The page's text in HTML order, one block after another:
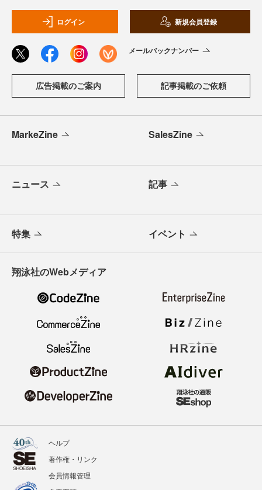
ログイン 新規会員登録
メールバックナンバー
広告掲載のご案内 記事掲載のご依頼
MarkeZine SalesZine
ニュース 記事
特集 イベント
翔泳社のWebメディア
ヘルプ
著作権・リンク
会員情報管理